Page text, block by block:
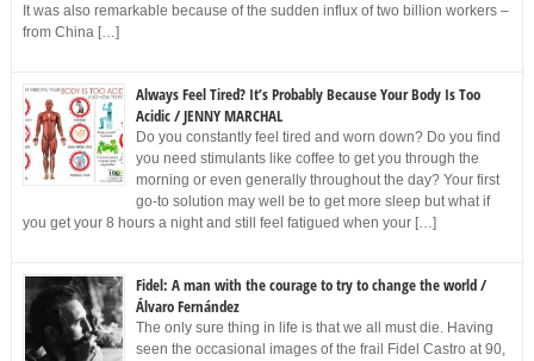
It was also remarkable because of the sudden influx of two billion workers –
from China […]
Always Feel Tired? It’s Probably Because Your Body Is Too
Acidic / JENNY MARCHAL
Do you constantly feel tired and worn down? Do you find
you need stimulants like coffee to get you through the
morning or even generally throughout the day? Your first
go-to solution may well be to get more sleep but what if
you get your 8 hours a night and still feel fatigued when your […]
Fidel: A man with the courage to try to change the world /
Álvaro Fernández
The only sure thing in life is that we all must die. Having
seen the occasional images of the frail Fidel Castro at 90,